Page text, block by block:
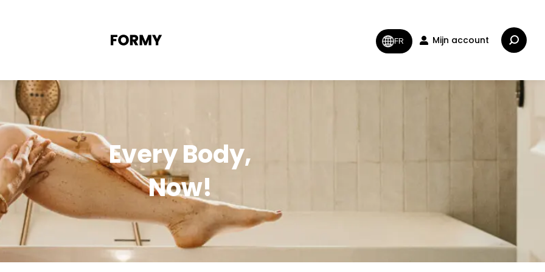
FR Mijn account Zoeken:
Every Body,
Now!